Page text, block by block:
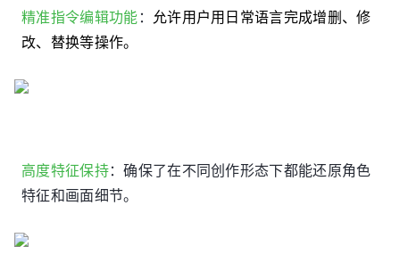
精准指令编辑功能： 允许用户用日常语言完成增删、修
改、替换等操作。
高度特征保持：确保了在不同创作形态下都能还原角色
特征和画面细节。